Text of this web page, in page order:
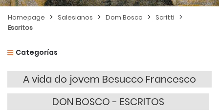
Homepage > Salesianos > Dom Bosco > Scritti >
Escritos
Categorías
A vida do jovem Besucco Francesco
DON BOSCO - ESCRITOS